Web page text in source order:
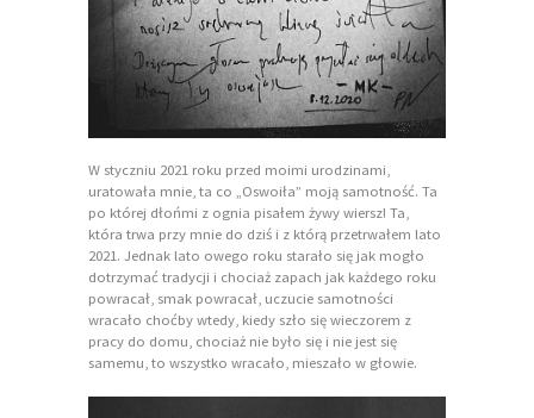
W styczniu 2021 roku przed moimi urodzinami,
uratowała mnie, ta co „Oswoiła” moją samotność. Ta
po której dłońmi z ognia pisałem żywy wiersz! Ta,
która trwa przy mnie do dziś i z którą przetrwałem lato
2021. Jednak lato owego roku starało się jak mogło
dotrzymać tradycji i chociaż zapach jak każdego roku
powracał, smak powracał, uczucie samotności
wracało choćby wtedy, kiedy szło się wieczorem z
pracy do domu, chociaż nie było się i nie jest się
samemu, to wszystko wracało, mieszało w głowie.